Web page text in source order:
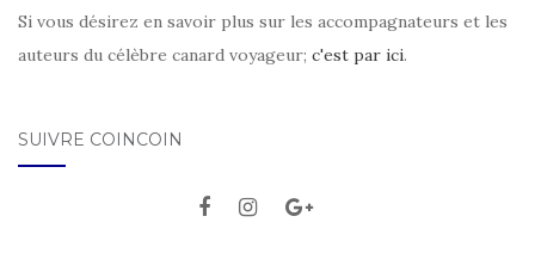
Si vous désirez en savoir plus sur les accompagnateurs et les
auteurs du célèbre canard voyageur; c'est par ici.
SUIVRE COINCOIN